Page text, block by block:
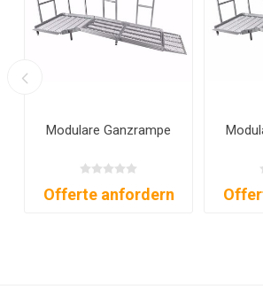
Modulare Ganzrampe
Offerte anfordern